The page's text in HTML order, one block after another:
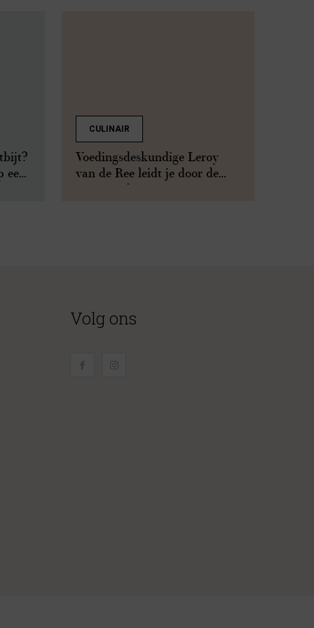
een
CULINAIR
Voedingsdeskundige Leroy
van de Ree leidt je door de
Volg ons